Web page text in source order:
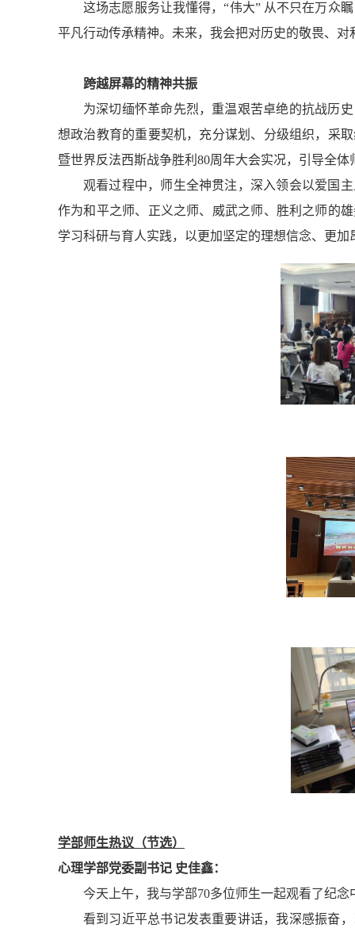
这场志愿服务让我懂得，“伟大” 从不只在万众
平凡行动传承精神。未来，我会把对历史的敬畏、
跨越屏幕的精神共振
为深切缅怀革命先烈，重温艰苦卓绝的抗战历
想政治教育的重要契机，充分谋划、分级组织，采
暨世界反法西斯战争胜利80周年大会实况，引导全
观看过程中，师生全神贯注，深入领会以爱国
作为和平之师、正义之师、威武之师、胜利之师的
学习科研与育人实践，以更加坚定的理想信念、更
学部师生热议（节选）
心理学部党委副书记 史佳鑫：
今天上午，我与学部70多位师生一起观看了纪
看到习近平总书记发表重要讲话，我深感振奋